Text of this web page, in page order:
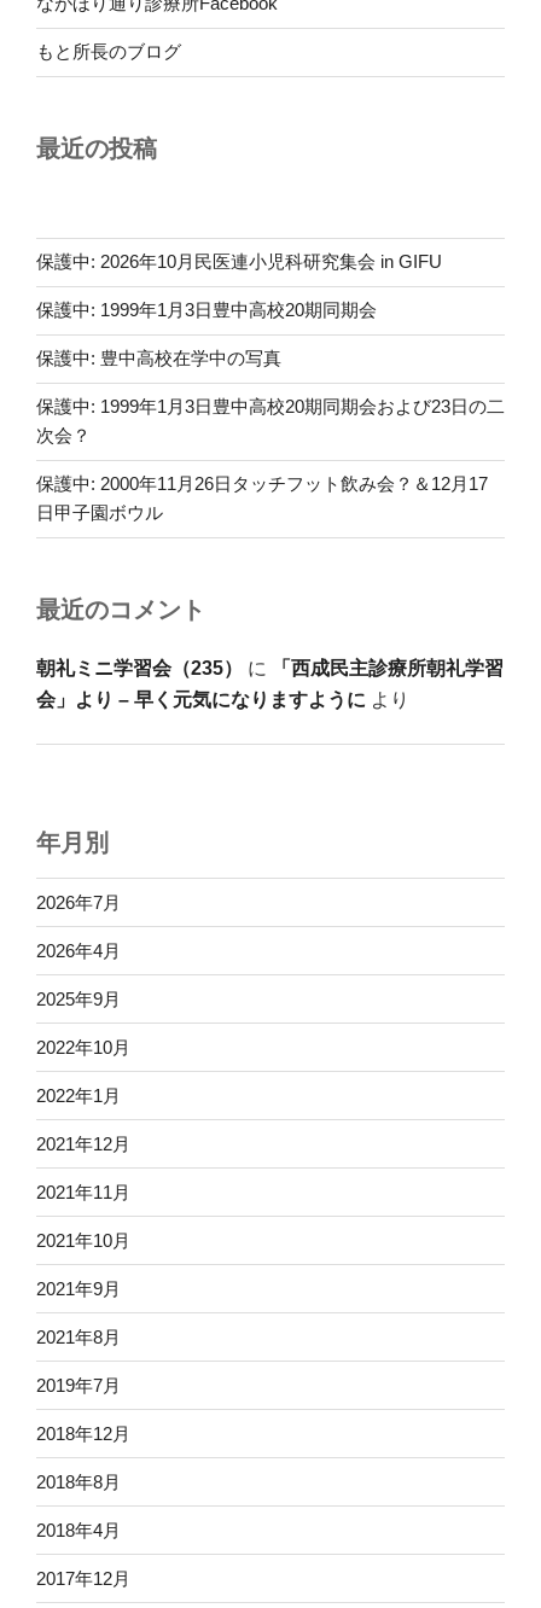
もと所長のブログ
最近の投稿
保護中: 2026年10月民医連小児科研究集会 in GIFU
保護中: 1999年1月3日豊中高校20期同期会
保護中: 豊中高校在学中の写真
保護中: 1999年1月3日豊中高校20期同期会および23日の二
次会？
保護中: 2000年11月26日タッチフット飲み会？＆12月17
日甲子園ボウル
最近のコメント
朝礼ミニ学習会（235） に
「西成民主診療所朝礼学習
会」より – 早く元気になりますように より
年月別
2026年7月
2026年4月
2025年9月
2022年10月
2022年1月
2021年12月
2021年11月
2021年10月
2021年9月
2021年8月
2019年7月
2018年12月
2018年8月
2018年4月
2017年12月